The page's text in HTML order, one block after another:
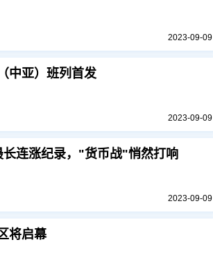
2023-09-09
中亚）班列首发
2023-09-09
连涨纪录，"货币战"悄然打响
2023-09-09
将启幕